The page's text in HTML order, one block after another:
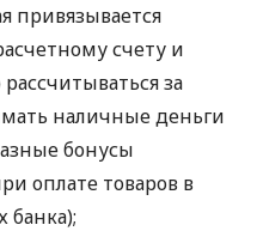
привязывается
счету и
за
наличные деньги
бонусы
оплате товаров в
банка);